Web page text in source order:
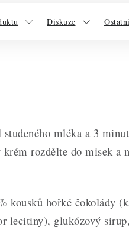
Diskuze
mléka a 3
rozdělte do misek a
kousků hořké čokolády
lecitiny), glukózový